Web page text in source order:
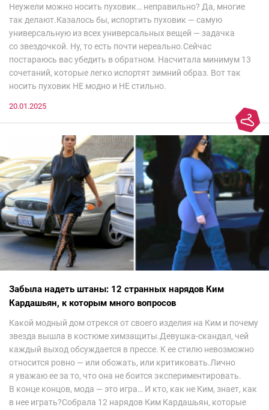
Неужели можно носить пуховик… неправильно? Да, многие
так делают.Казалось бы, испортить пуховик — самую
универсальную из всех универсальных вещей — задачка
со звездочкой. Ну, то есть почти нереально.Сейчас
постараюсь вас убедить в обратном. Насчитала минимум 13
сочетаний, которые легко испортят зимний образ. Вот так
носить пуховик НЕ модно и НЕ стильно.
20.01.2025
Забыла надеть штаны: 12 странных нарядов Ким
Кардашьян, к которым много вопросов
Какой модный дом отрекся от своего изделия на Ким и почему
звезда вышла в костюме химзащиты.Девушка-скандал, чей
каждый выход обсуждается в прессе. К ее стилю невозможно
относится ровно — или обожать, или критиковать.Лично
я уважаю ее за то, что она не боится экспериментировать.
В конце концов, мода — это игра… И кто, как не Ким, знает, как
в нее играть?Собрала 12 нарядов Ким Кардашьян, которые